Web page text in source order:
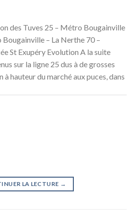
des Tuves 25 – Métro Bougainville
– La Nerthe 70 –
St Exupéry Evolution A la suite
sur la ligne 25 dus à de grosses
hauteur du marché aux puces, dans
LA LECTURE →